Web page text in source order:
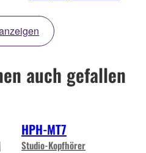
auch gefallen
HPH-MT7
Studio-Kopfhörer